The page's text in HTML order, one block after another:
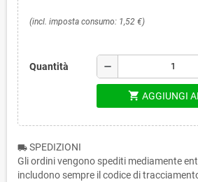
(incl. imposta consumo: 1,52 €)
Quantità remove
shopping_cart AGGIUNGI
local_shipping SPEDIZIONI
Gli ordini vengono spediti mediamente
includono sempre il codice di